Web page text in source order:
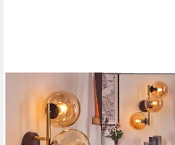
HOFSTEIN
Wandleuchte Wandlampe aus
Metall/Glas in